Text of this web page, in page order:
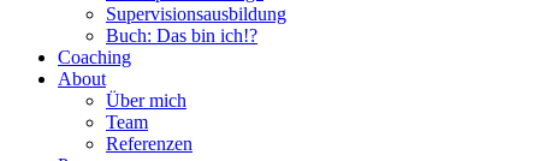
Supervisionsausbildung
Buch: Das bin ich!?
Coaching
About
Über mich
Team
Referenzen